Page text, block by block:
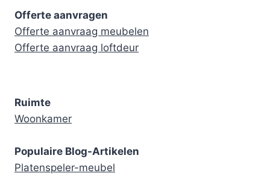
Offerte aanvragen
Offerte aanvraag meubelen
Offerte aanvraag loftdeur
Ruimte
Woonkamer
Populaire Blog-Artikelen
Platenspeler-meubel